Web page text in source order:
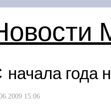
начала года
15:06